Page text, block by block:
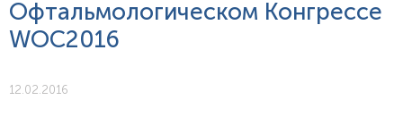
Офтальмологическом Конгрессе
WOC2016
12.02.2016